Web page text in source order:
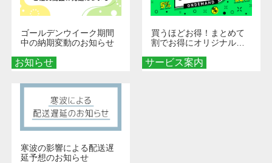
お知らせ
ゴールデンウイーク期間
中の納期変動のお知らせ
サービス案内
買うほどお得！まとめて
割でお得にオリジナルグ
寒波の影響による配送遅
延予想のお知らせ